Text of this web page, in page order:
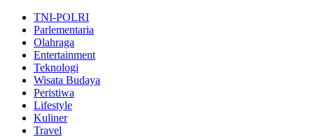
TNI-POLRI
Parlementaria
Olahraga
Entertainment
Teknologi
Wisata Budaya
Peristiwa
Lifestyle
Kuliner
Travel